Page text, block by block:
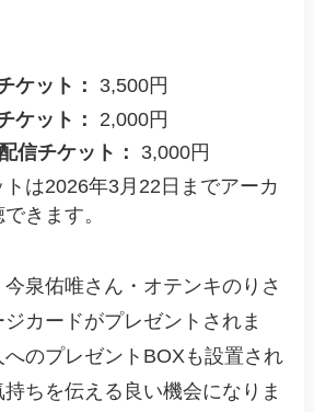
ケット：
3,500円
ケット：
2,000円
信チケット：
3,000円
は2026年3月22日までアーカ
きます。
泉佑唯さん・オテンキのりさ
カードがプレゼントされま
のプレゼントBOXも設置され
ちを伝える良い機会になりま